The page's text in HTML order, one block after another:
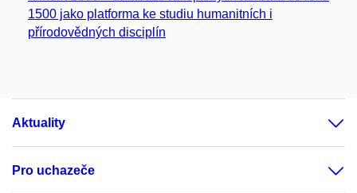
1500 jako platforma ke studiu humanitních i
přírodovědných disciplín
Aktuality
Pro uchazeče